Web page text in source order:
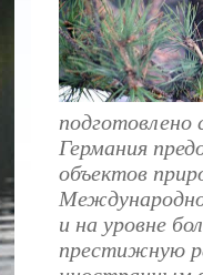
Германия
объектов
и на уровне
престижную